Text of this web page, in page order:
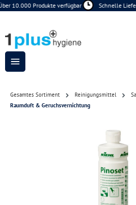
Zum Hauptinhalt springen
10.000 Produkte verfügbar Schnelle
Gesamtes Sortiment Reinigungsmittel
Raumduft & Geruchsvernichtung